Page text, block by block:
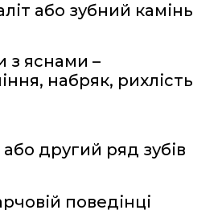
або зубний камінь
з яснами –
набряк, рихлість
другий ряд зубів
поведінці